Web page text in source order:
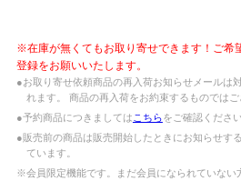
※在庫が無くてもお取り寄せできます！ご希
登録をお願いいたします。
●お取り寄せ依頼商品の再入荷お知らせメールは
れます。 商品の再入荷をお約束するものでは
●予約商品につきましては こちらをご確認くださ
●販売前の商品は販売開始したときにお知らせす
ています。
※会員限定機能です。まだ会員になられていない